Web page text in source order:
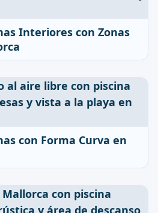
Interiores con Zonas
con Forma Curva en